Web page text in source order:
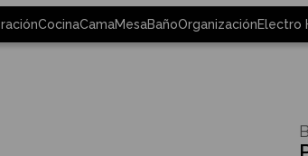
CocinaCamaMesaBañoOrganizaciónElectro